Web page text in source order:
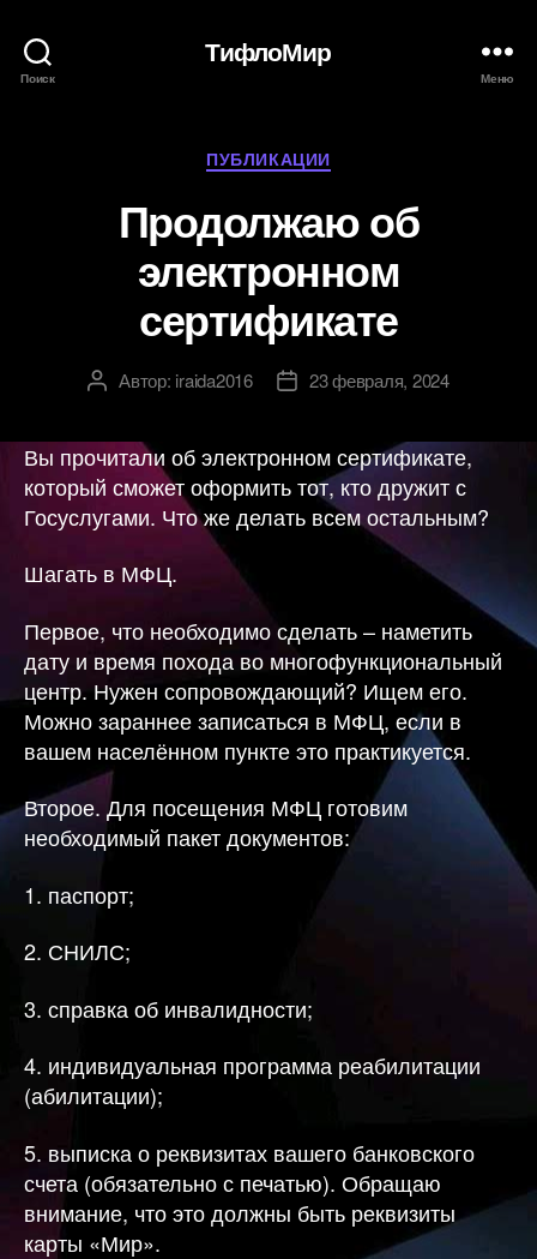
Поиск
ТифлоМир
Меню
Рубрики
ПУБЛИКАЦИИ
Продолжаю об
электронном
сертификате
АвторАвтор: iraida2016
Дата23 февраля, 2024
Вы прочитали об электронном сертификате,
который сможет оформить тот, кто дружит с
Госуслугами. Что же делать всем остальным?
Шагать в МФЦ.
Первое, что необходимо сделать – наметить
дату и время похода во многофункциональный
центр. Нужен сопровождающий? Ищем его.
Можно зараннее записаться в МФЦ, если в
вашем населённом пункте это практикуется.
Второе. Для посещения МФЦ готовим
необходимый пакет документов:
1. паспорт;
2. СНИЛС;
3. справка об инвалидности;
4. индивидуальная программа реабилитации
(абилитации);
5. выписка о реквизитах вашего банковского
счета (обязательно с печатью). Обращаю
внимание, что это должны быть реквизиты
карты «Мир».